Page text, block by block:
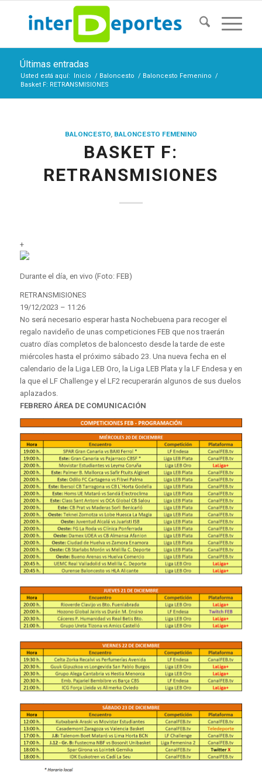
Últimas entradas
Usted está aquí: Inicio / Baloncesto / Baloncesto Femenino /
Basket F: RETRANSMISIONES
BALONCESTO, BALONCESTO FEMENINO
BASKET F:
RETRANSMISIONES
+
Durante el día, en vivo (Foto: FEB)
RETRANSMISIONES
19/12/2023 – 11:26
No será necesario esperar hasta Nochebuena para recoger el
regalo navideño de unas competiciones FEB que nos traerán
cuatro días completos de baloncesto desde la tarde de este
miércoles hasta el próximo sábado 23. Una nueva fecha en el
calendario de la Liga LEB Oro, la Liga LEB Plata y la LF Endesa y en
la que el LF Challenge y el LF2 recuperarán algunos de sus duelos
aplazados.
FEBRERO ÁREA DE COMUNICACIÓN